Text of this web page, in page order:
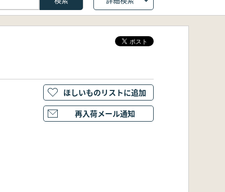
ほしいものリストに追加
再入荷メール通知